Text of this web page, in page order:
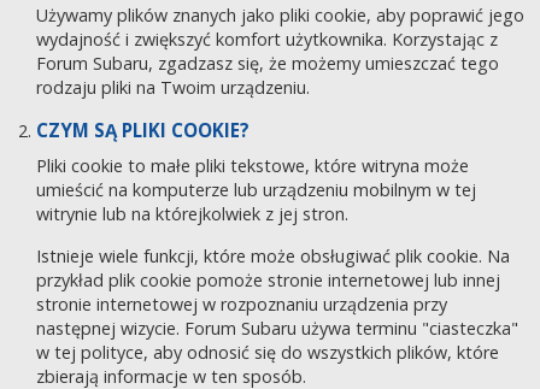
Używamy plików znanych jako pliki cookie, aby poprawić jego
wydajność i zwiększyć komfort użytkownika. Korzystając z
Forum Subaru, zgadzasz się, że możemy umieszczać tego
rodzaju pliki na Twoim urządzeniu.
CZYM SĄ PLIKI COOKIE?
Pliki cookie to małe pliki tekstowe, które witryna może
umieścić na komputerze lub urządzeniu mobilnym w tej
witrynie lub na którejkolwiek z jej stron.
Istnieje wiele funkcji, które może obsługiwać plik cookie. Na
przykład plik cookie pomoże stronie internetowej lub innej
stronie internetowej w rozpoznaniu urządzenia przy
następnej wizycie. Forum Subaru używa terminu "ciasteczka"
w tej polityce, aby odnosić się do wszystkich plików, które
zbierają informacje w ten sposób.